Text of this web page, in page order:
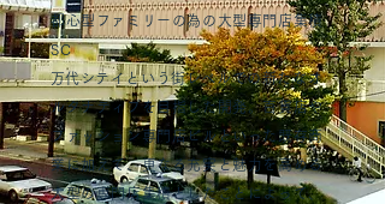
都心型ファミリーの為の大型専門店集積
SC
​万代シテイという街レベルでの新たなオ
ルタナティブを目指した開発。百貨店や
ファッション専門店ビルといった既存商
業に加えて、更なる充実と魅力を高める
大型の専門店集積としたことによって、